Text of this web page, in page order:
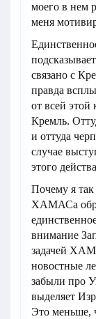
моего в нем
меня
связано с
правда
от всей этой
Кремль.
и оттуда
случае
этого
Почему я
ХАМАСа
внимание
задачей
новостные
забыли про
выделяет
Это меньше,